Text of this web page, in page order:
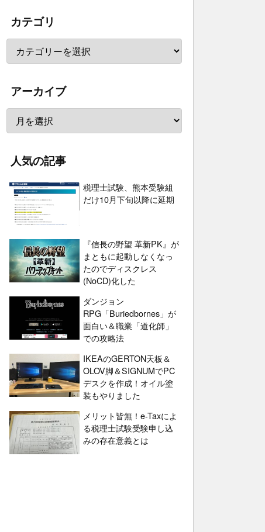
カテゴリ
アーカイブ
人気の記事
税理士試験、熊本受験組
だけ10月下旬以降に延期
『信長の野望 革新PK』が
まともに起動しなくなっ
たのでディスクレス
(NoCD)化した
ダンジョン
RPG「Buriedbornes」が
面白い＆職業「道化師」
での攻略法
IKEAのGERTON天板＆
OLOV脚＆SIGNUMでPC
デスクを作成！オイル塗
装もやりました
メリット皆無！e-Taxによ
る税理士試験受験申し込
みの存在意義とは